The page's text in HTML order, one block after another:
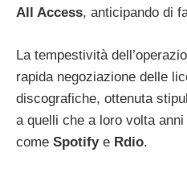
All Access, anticipando di
La tempestività
rapida negoziazione delle
discografiche, ottenuta
a quelli che a loro volta
come Spotifye Rdio.